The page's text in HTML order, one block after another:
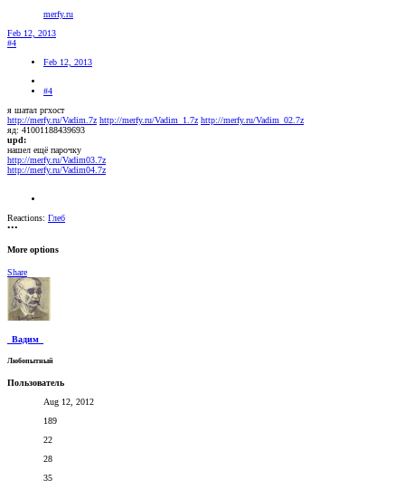
merfy.ru
Feb 12, 2013
#4
Feb 12, 2013
#4
я шатал ргхост
http://merfy.ru/Vadim.7z http://merfy.ru/Vadim_1.7z http://merfy.ru/Vadim_02.7z
яд: 41001188439693
upd:
нашел ещё парочку
http://merfy.ru/Vadim03.7z
http://merfy.ru/Vadim04.7z
Reactions: Глеб
•••
More options
Share
_Вадим_
Любопытный
Пользователь
Aug 12, 2012
189
22
28
35